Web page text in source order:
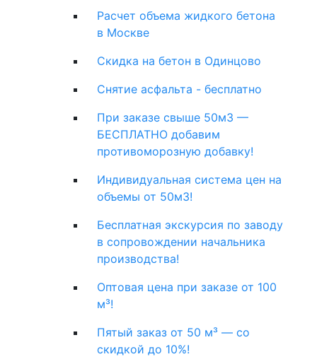
Расчет объема жидкого бетона
в Москве
Скидка на бетон в Одинцово
Снятие асфальта - бесплатно
При заказе свыше 50м3 —
БЕСПЛАТНО добавим
противоморозную добавку!
Индивидуальная система цен на
объемы от 50м3!
Бесплатная экскурсия по заводу
в сопровождении начальника
производства!
Оптовая цена при заказе от 100
м³!
Пятый заказ от 50 м³ — со
скидкой до 10%!